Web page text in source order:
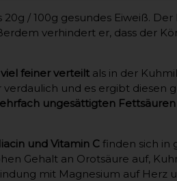
20g / 100g gesundes Eiweiß. Der
verhindert er, dass der
feiner verteilt als in der
und es ergibt diesen
ungesättigten Fettsäuren
und Vitamin C finden sich in
Gehalt an Orotsäure auf,
mit Magnesium auf Herz